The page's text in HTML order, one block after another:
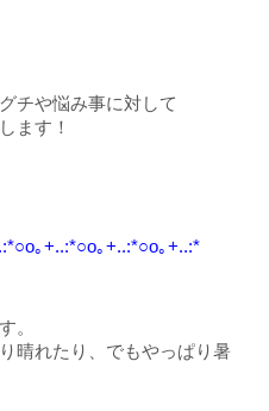
チや悩み事に対して
ます！
｡+..:*○o｡+..:*○o｡+..:*
。
晴れたり、でもやっぱり暑